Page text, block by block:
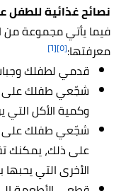
نصائح غذائية
فيما يأتي مجموعة من
معرفتها:[٥] [٦]
قدمي لطفلك
شجّعي طفلك على
وكمية الأكل التي
شجّعي طفلك على
على ذلك، يمكنك
الأخرى التي يحبها